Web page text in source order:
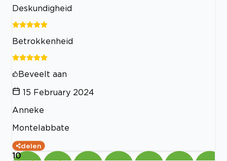
Deskundigheid
Betrokkenheid
Beveelt aan
15 February 2024
Anneke
Montelabbate
delen
10